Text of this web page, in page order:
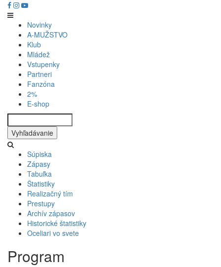
Skočiť
na
hlavný
obsah
Main
navigation
Novinky
A-MUŽSTVO
Klub
Mládež
Vstupenky
Partneri
Fanzóna
2%
E-shop
Súpiska
Zápasy
Tabuľka
Štatistiky
Realizačný tím
Prestupy
Archív zápasov
Historické štatistiky
Oceliari vo svete
Program